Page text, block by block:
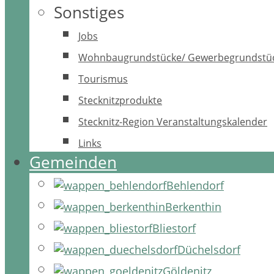
Sonstiges
Jobs
Wohnbaugrundstücke/
Tourismus
Stecknitzprodukte
Stecknitz-Region Veranstaltungskalender
Links
Gemeinden
Behlendorf
Berkenthin
Bliestorf
Düchelsdorf
Göldenitz